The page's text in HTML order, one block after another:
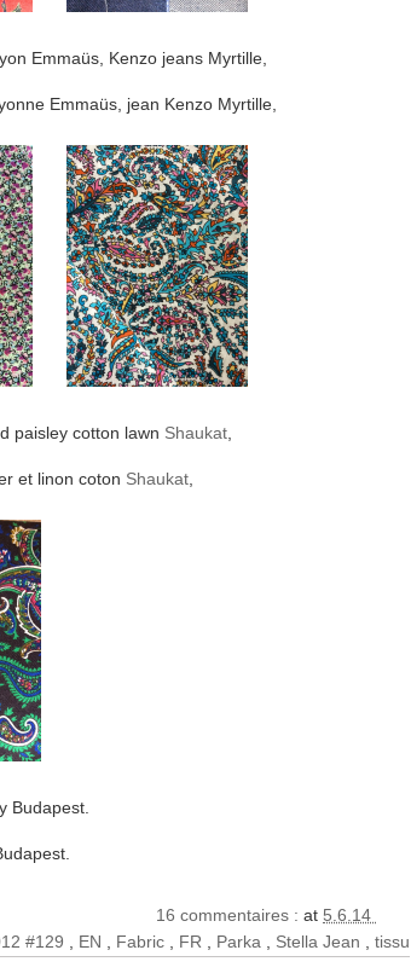
Emmaüs, Kenzo jeans Myrtille,
Emmaüs, jean Kenzo Myrtille,
paisley cotton lawn Shaukat,
et linon coton Shaukat,
Budapest.
16 commentaires : at 5.6.14
#129 , EN , Fabric , FR , Parka , Stella Jean , tissu